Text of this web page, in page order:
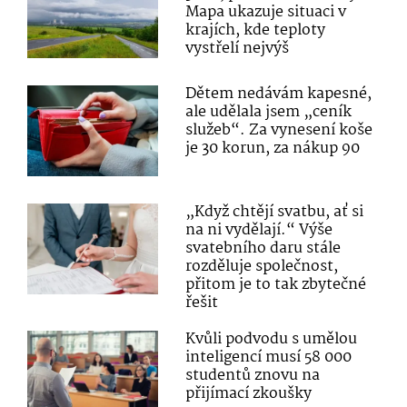
Mapa ukazuje situaci v
krajích, kde teploty
vystřelí nejvýš
Dětem nedávám kapesné,
ale udělala jsem „ceník
služeb“. Za vynesení koše
je 30 korun, za nákup 90
„Když chtějí svatbu, ať si
na ni vydělají.“ Výše
svatebního daru stále
rozděluje společnost,
přitom je to tak zbytečné
řešit
Kvůli podvodu s umělou
inteligencí musí 58 000
studentů znovu na
přijímací zkoušky